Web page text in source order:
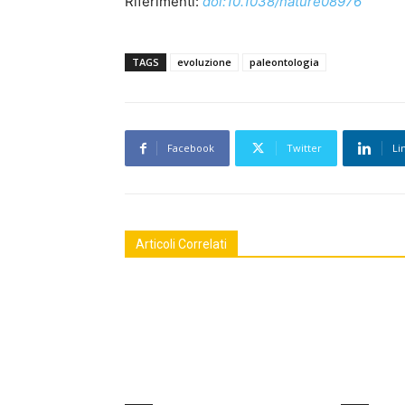
TAGS evoluzione paleontologia
Facebook Twitter
Articoli Correlati